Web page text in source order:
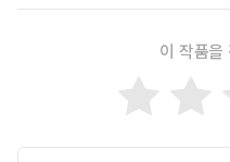
이 작품을